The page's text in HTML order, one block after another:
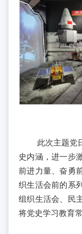
此次主题党
史内涵，进一步
前进力量、奋勇
织生活会前的系
组织生活会、民
将党史学习教育